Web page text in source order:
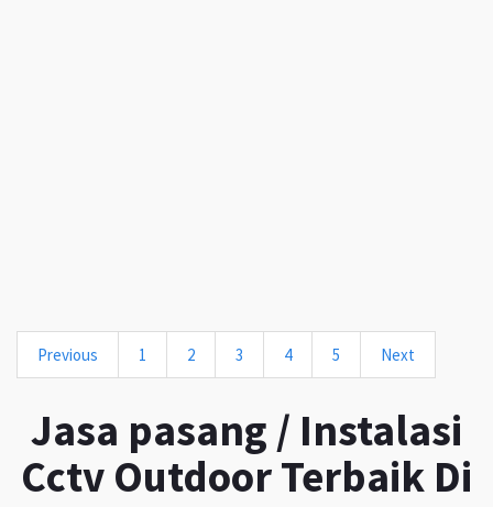
Previous 1 2 3 4 5 Next
Jasa pasang / Instalasi
Cctv Outdoor Terbaik Di